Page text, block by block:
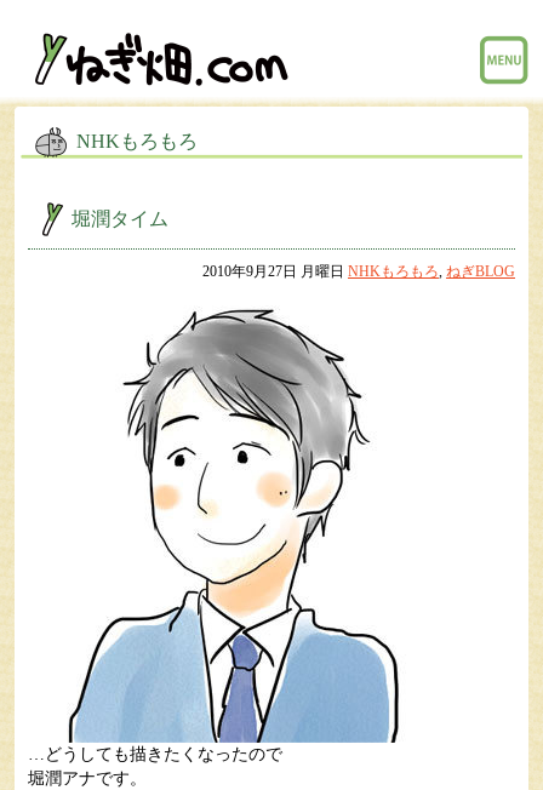
menu
NHKもろもろ
堀潤タイム
2010年9月27日 月曜日 NHKもろもろ, ねぎBLOG
…どうしても描きたくなったので
堀潤アナです。